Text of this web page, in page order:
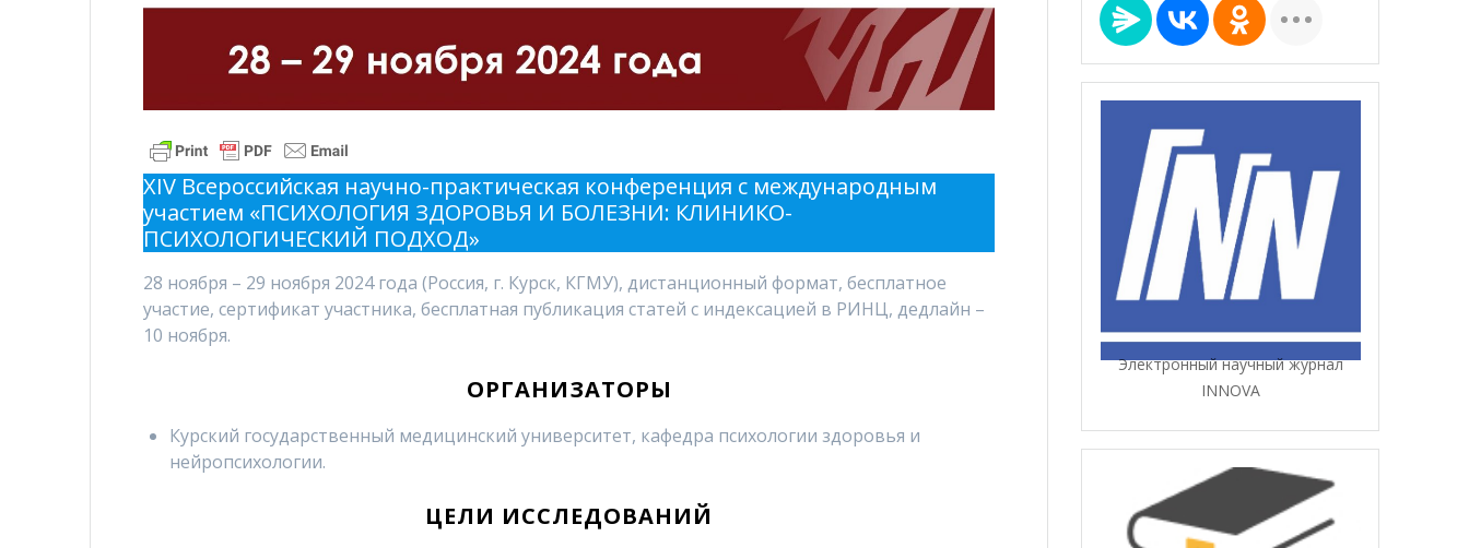
XIV Всероссийская научно-практическая конференция с международным
участием «ПСИХОЛОГИЯ ЗДОРОВЬЯ И БОЛЕЗНИ: КЛИНИКО-
ПСИХОЛОГИЧЕСКИЙ ПОДХОД»
28 ноября – 29 ноября 2024 года (Россия, г. Курск, КГМУ), дистанционный формат, бесплатное
участие, сертификат участника, бесплатная публикация статей с индексацией в РИНЦ, дедлайн –
10 ноября.
ОРГАНИЗАТОРЫ
Курский государственный медицинский университет, кафедра психологии здоровья и
нейропсихологии.
ЦЕЛИ ИССЛЕДОВАНИЙ
Электронный научный журнал
INNOVA